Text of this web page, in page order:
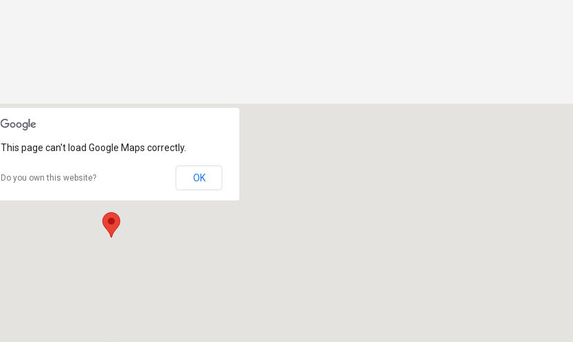
This page can't load Google Maps correctly.
Do you own this website? OK